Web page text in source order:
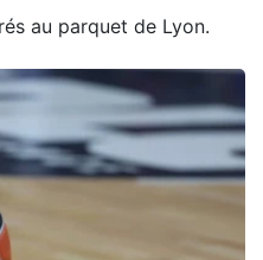
au parquet de Lyon.